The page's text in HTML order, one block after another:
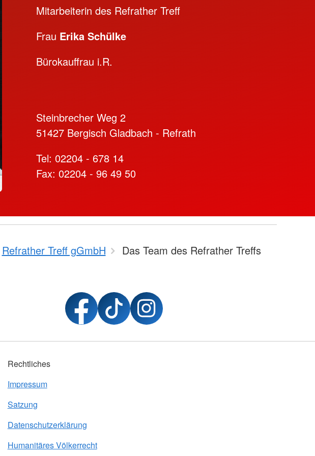
Mitarbeiterin des Refrather Treff
Frau Erika Schülke
Bürokauffrau i.R.
Steinbrecher Weg 2
51427 Bergisch Gladbach - Refrath
Tel: 02204 - 678 14
Fax: 02204 - 96 49 50
Refrather Treff gGmbH Das Team des Refrather Treffs
Rechtliches
Impressum
Satzung
Datenschutzerklärung
Humanitäres Völkerrecht